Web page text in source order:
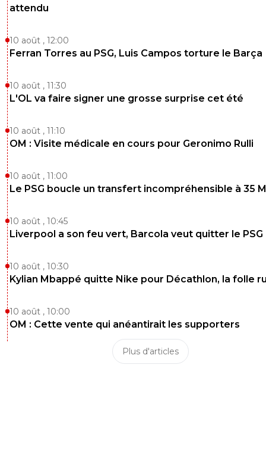
attendu
10 août , 12:00
Ferran Torres au PSG, Luis Campos torture le Barça
10 août , 11:30
L'OL va faire signer une grosse surprise cet été
10 août , 11:10
OM : Visite médicale en cours pour Geronimo Rulli
10 août , 11:00
Le PSG boucle un transfert incompréhensible à 35
10 août , 10:45
Liverpool a son feu vert, Barcola veut quitter le PSG
10 août , 10:30
Kylian Mbappé quitte Nike pour Décathlon, la folle
10 août , 10:00
OM : Cette vente qui anéantirait les supporters
Plus d'articles